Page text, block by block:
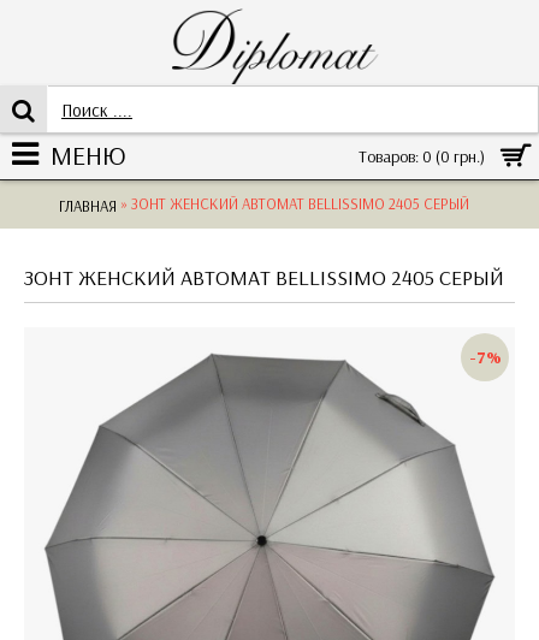
Товаров: 0 (0 грн.)
МЕНЮ
ГЛАВНАЯ » ЗОНТ ЖЕНСКИЙ АВТОМАТ BELLISSIMO 2405 СЕРЫЙ
ЗОНТ ЖЕНСКИЙ АВТОМАТ BELLISSIMO 2405 СЕРЫЙ
-7%